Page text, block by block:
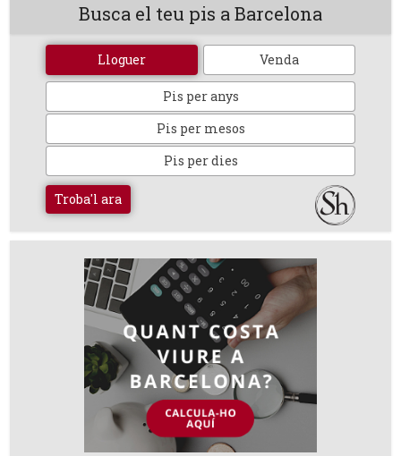
Busca el teu pis a Barcelona
Lloguer Venda
Pis per anys
Pis per mesos
Pis per dies
Troba'l ara